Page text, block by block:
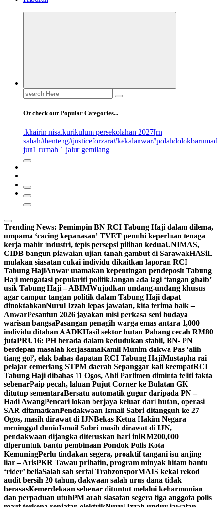
Search
for:
Or check our Popular Categories...
.khairin nisa.kurikulum persekolahan 2027[rn
sabah#benteng#justiceforzara#kekalanwar
jun1 rumah 1 jalur gemilang
Trending News: Pemimpin BN RCI Tabung Haji dalam dilema,
umpama ‘cacing kepanasan’ TVET penuhi keperluan tenaga
kerja mahir industri, tepis persepsi pilihan keduaUNIMAS,
CIDB bangun piawaian ujian tanah gambut di SarawakHASiL
mulakan siasatan cukai individu dikaitkan laporan RCI
Tabung HajiAnwar utamakan kepentingan pendeposit Tabung
Haji mengatasi populariti politikJangan ada lagi ‘tangan ghaib’
usik Tabung Haji – ABIMWujudkan undang-undang khusus
agar campur tangan politik dalam Tabung Haji dapat
dinoktahkanNurul Izzah lepas jawatan, kita terima baik –
AnwarPesantun 2026 jayakan misi perkasa seni budaya
warisan bangsaPasangan penagih warga emas antara 1,000
individu ditahan AADKHasil sektor hutan Pahang cecah RM80
jutaPRU16: PH berada dalam kedudukan stabil, BN- PN
berdepan masalah kerjasamaKamil Munim dakwa Pas ‘alih
tiang gol’, elak bahas dapatan RCI Tabung HajiMustapha rai
pelajar cemerlang STPM daerah Sepanggar kali keempatRCI
Tabung Haji dibahas 11 Ogos, Ahli Parlimen diminta teliti fakta
sebenarPaip pecah, laluan Pujut Corner ke Bulatan GK
ditutup sementaraBersatu automatik gugur daripada PN –
Hadi AwangPencari lokan berjaya keluar dari hutan, operasi
SAR ditamatkanPendakwaan Ismail Sabri ditangguh ke 27
Ogos, masih dirawat di IJNBekas Ketua Hakim Negara
meninggal duniaIsmail Sabri masih dirawat di IJN,
pendakwaan dijangka diteruskan hari iniRM200,000
diperuntuk bantu pembinaan Pondok Polis Kota
KemuningPerlu tindakan segera, proaktif tangani isu anjing
liar – ArisPKR Tawau prihatin, program minyak hitam bantu
‘rider’ beliaSalah sah sertai TrabzonsporMAIS kekal rekod
audit bersih 20 tahun, dakwaan salah urus dana tidak
berasasKemerdekaan sebenar dituntut melalui keharmonian
dan perpaduan utuhPM arah siasatan segera tiga anggota polis